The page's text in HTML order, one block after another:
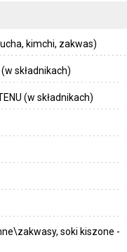
kimchi, zakwas)
(w składnikach)
(w składnikach)
soki kiszone -